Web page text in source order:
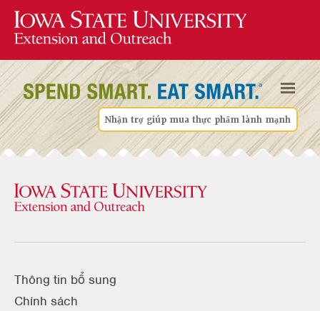
Nhận trợ giúp mua thực phẩm lành mạnh
Thông tin bổ sung
Chính sách